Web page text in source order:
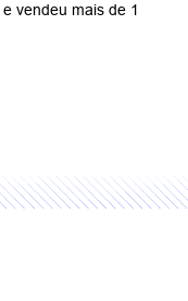
vendeu mais de 1